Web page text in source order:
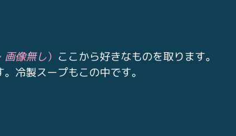
画像無し） ここから好きなものを取ります。
冷製スープもこの中です。